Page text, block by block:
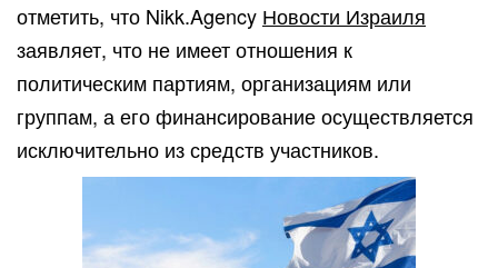
отметить, что Nikk.Agency Новости Израиля
заявляет, что не имеет отношения к
политическим партиям, организациям или
группам, а его финансирование осуществляется
исключительно из средств участников.